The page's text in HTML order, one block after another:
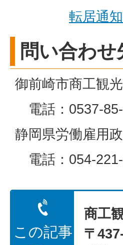
転居通
問い合わせ
御前崎市商工観
電話：0537-
静岡県労働雇用
電話：054-
この記事
商工
〒